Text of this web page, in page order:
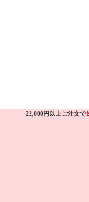
22,000円以上ご注文で